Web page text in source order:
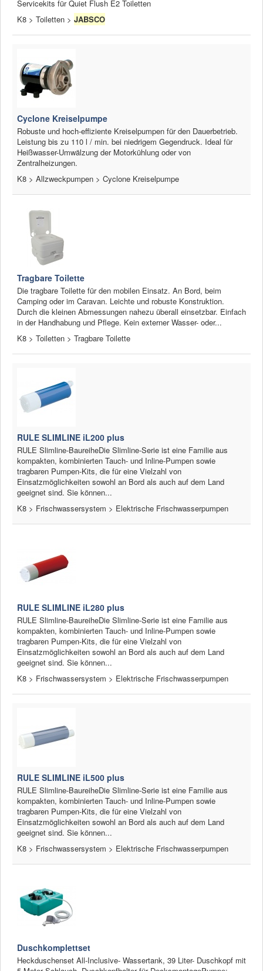
Servicekits für Quiet Flush E2 Toiletten
K8 > Toiletten > JABSCO
Cyclone Kreiselpumpe
Robuste und hoch-effiziente Kreiselpumpen für den Dauerbetrieb.
Leistung bis zu 110 l / min. bei niedrigem Gegendruck. Ideal für
Heißwasser-Umwälzung der Motorkühlung oder von
Zentralheizungen.
K8 > Allzweckpumpen > Cyclone Kreiselpumpe
Tragbare Toilette
Die tragbare Toilette für den mobilen Einsatz. An Bord, beim
Camping oder im Caravan. Leichte und robuste Konstruktion.
Durch die kleinen Abmessungen nahezu überall einsetzbar. Einfach
in der Handhabung und Pflege. Kein externer Wasser- oder...
K8 > Toiletten > Tragbare Toilette
RULE SLIMLINE iL200 plus
RULE Slimline-BaureiheDie Slimline-Serie ist eine Familie aus
kompakten, kombinierten Tauch- und Inline-Pumpen sowie
tragbaren Pumpen-Kits, die für eine Vielzahl von
Einsatzmöglichkeiten sowohl an Bord als auch auf dem Land
geeignet sind. Sie können...
K8 > Frischwassersystem > Elektrische Frischwasserpumpen
RULE SLIMLINE iL280 plus
RULE Slimline-BaureiheDie Slimline-Serie ist eine Familie aus
kompakten, kombinierten Tauch- und Inline-Pumpen sowie
tragbaren Pumpen-Kits, die für eine Vielzahl von
Einsatzmöglichkeiten sowohl an Bord als auch auf dem Land
geeignet sind. Sie können...
K8 > Frischwassersystem > Elektrische Frischwasserpumpen
RULE SLIMLINE iL500 plus
RULE Slimline-BaureiheDie Slimline-Serie ist eine Familie aus
kompakten, kombinierten Tauch- und Inline-Pumpen sowie
tragbaren Pumpen-Kits, die für eine Vielzahl von
Einsatzmöglichkeiten sowohl an Bord als auch auf dem Land
geeignet sind. Sie können...
K8 > Frischwassersystem > Elektrische Frischwasserpumpen
Duschkomplettset
Heckduschenset All-Inclusive- Wassertank, 39 Liter- Duschkopf mit